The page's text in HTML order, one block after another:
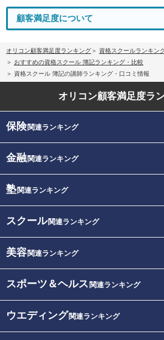
顧客満足度について
オリコン顧客満足度ランキング
資格スクールランキン
おすすめの資格スクール 簿記ランキング・比較
資格スクール 簿記の講師ランキング・口コミ情報
オリコン顧客満足度ラ
保険関連ランキング
金融関連ランキング
塾関連ランキング
スクール関連ランキング
美容関連ランキング
スポーツ＆ヘルス 関連ランキング
ウエディング関連ランキング